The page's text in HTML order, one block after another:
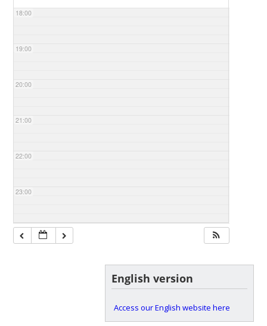
18:00
19:00
20:00
21:00
22:00
23:00
English version
Access our English website here